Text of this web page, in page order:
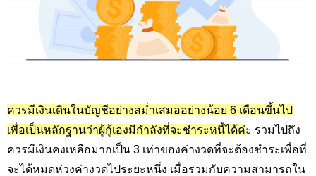
ควรมีเงินเดินในบัญชีอย่างสม่ำเสมออย่างน้อย 6 เดือนขึ้นไป
เพื่อเป็นหลักฐานว่าผู้กู้เองมีกำลังที่จะชำระหนี้ได้ค่ะ รวมไปถึง
ควรมีเงินคงเหลือมากเป็น 3 เท่าของค่างวดที่จะต้องชำระเพื่อที่
จะได้หมดห่วงค่างวดไประยะหนึ่ง เมื่อรวมกับความสามารถใน